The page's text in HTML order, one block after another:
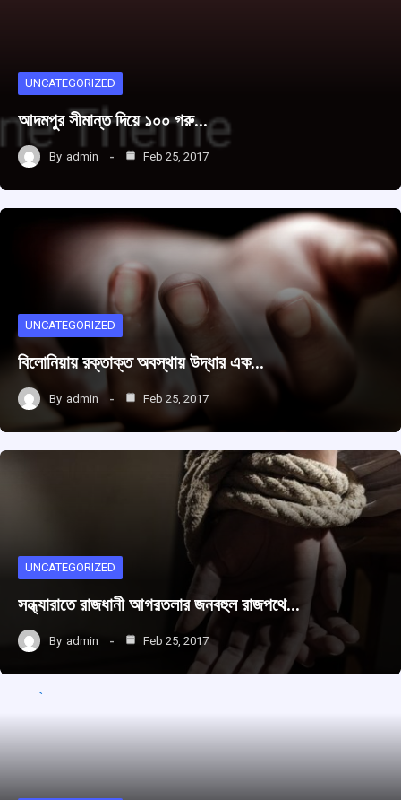
UNCATEGORIZED
আদমপুর সীমান্ত দিয়ে ১০০ গরু…
By admin Feb 25, 2017
UNCATEGORIZED
বিলোনিয়ায় রক্তাক্ত অবস্থায় উদ্ধার এক…
By admin Feb 25, 2017
UNCATEGORIZED
সন্ধ্যারাতে রাজধানী আগরতলার জনবহুল রাজপথে…
By admin Feb 25, 2017